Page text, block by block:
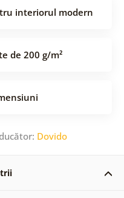
interiorul modern
de 200 g/m²
Dovido